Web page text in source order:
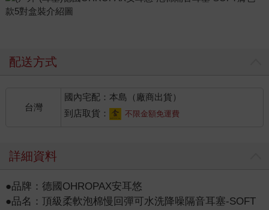
配送方式
台灣
國內宅配：本島（廠商出貨）
到店取貨：
不限金額免運費
詳細資料
●品牌：德國OHROPAX安耳悠
●品名：頂級柔軟泡棉慢回彈可水洗降噪隔音耳塞-SOFT